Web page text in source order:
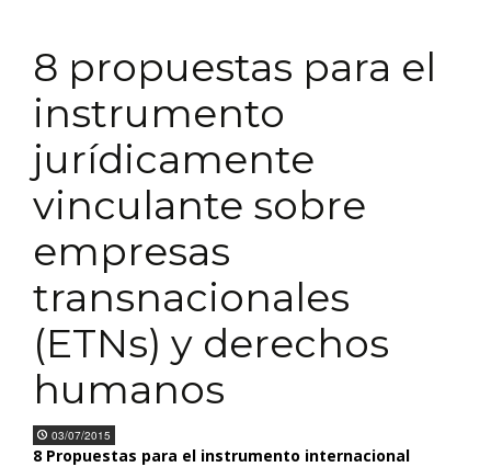
8 propuestas para el
instrumento
jurídicamente
vinculante sobre
empresas
transnacionales
(ETNs) y derechos
humanos
03/07/2015
8 Propuestas para el instrumento internacional